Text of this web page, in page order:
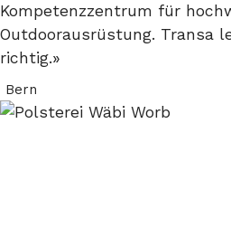
Kompetenzzentrum für
Outdoorausrüstung. Transa
richtig.»
Bern